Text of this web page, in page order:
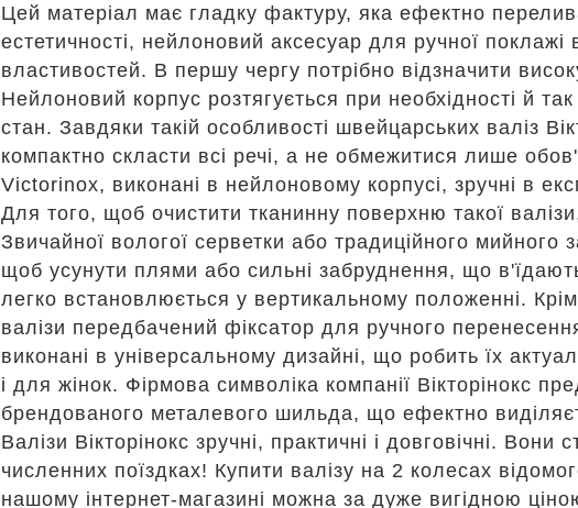
Цей матеріал має гладку фактуру, яка ефектно
естетичності, нейлоновий аксесуар для ручної
властивостей. В першу чергу потрібно відзначити
Нейлоновий корпус розтягується при необхідності й
стан. Завдяки такій особливості швейцарських валіз
компактно скласти всі речі, а не обмежитися лише
Victorinox, виконані в нейлоновому корпусі, зручні в
Для того, щоб очистити тканинну поверхню такої
Звичайної вологої серветки або традиційного мийного
щоб усунути плями або сильні забруднення, що
легко встановлюється у вертикальному положенні.
валізи передбачений фіксатор для ручного
виконані в універсальному дизайні, що робить їх
і для жінок. Фірмова символіка компанії Вікторінокс
брендованого металевого шильда, що ефектно
Валізи Вікторінокс зручні, практичні і довговічні.
численних поїздках! Купити валізу на 2 колесах
нашому інтернет-магазині можна за дуже вигідною